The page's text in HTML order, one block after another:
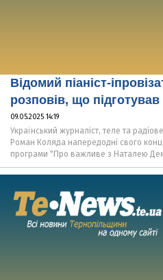
Відомий піаніст-
розповів, що
09.05.2025 14:19
Український журналіст, теле та
Роман Коляда напередодні свого
програми "Про важливе з Наталею